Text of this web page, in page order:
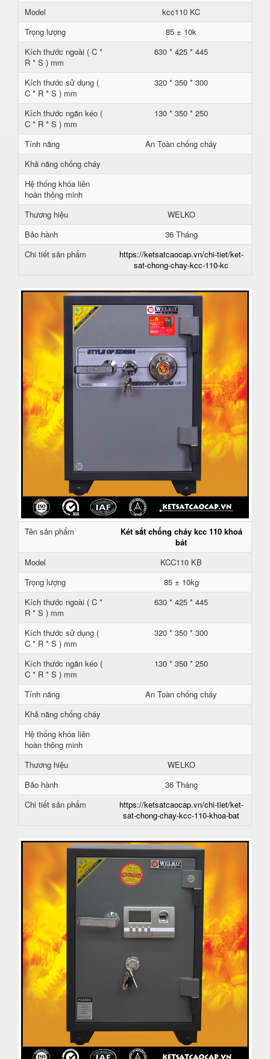
Model
kcc110 KC
Trọng lượng
85 ± 10k
Kích thước ngoài ( C *
R * S ) mm
630 * 425 * 445
Kích thước sử dụng (
C * R * S ) mm
320 * 350 * 300
Kích thước ngăn kéo (
C * R * S ) mm
130 * 350 * 250
Tính năng
An Toàn chống cháy
Khả năng chống cháy
Hệ thống khóa liên
hoàn thông minh
Thương hiệu
WELKO
Bảo hành
36 Tháng
Chi tiết sản phẩm
https://ketsatcaocap.vn/chi-tiet/ket-
sat-chong-chay-kcc-110-kc
Tên sản phẩm
Két sắt chống cháy kcc 110 khoá
bát
Model
KCC110 KB
Trọng lượng
85 ± 10kg
Kích thước ngoài ( C *
R * S ) mm
630 * 425 * 445
Kích thước sử dụng (
C * R * S ) mm
320 * 350 * 300
Kích thước ngăn kéo (
C * R * S ) mm
130 * 350 * 250
Tính năng
An Toàn chống cháy
Khả năng chống cháy
Hệ thống khóa liên
hoàn thông minh
Thương hiệu
WELKO
Bảo hành
36 Tháng
Chi tiết sản phẩm
https://ketsatcaocap.vn/chi-tiet/ket-
sat-chong-chay-kcc-110-khoa-bat